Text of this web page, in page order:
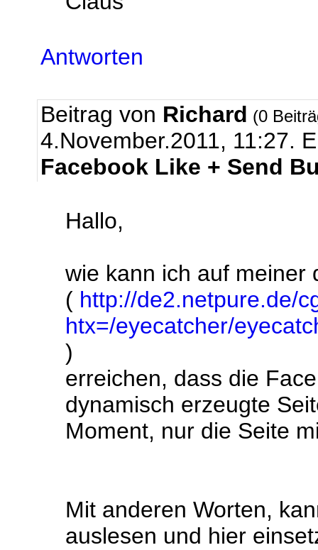
Antworten
Beitrag von Richard (0
4.November.2011, 11:27.
Facebook Like + Send
Hallo,
wie kann ich auf meiner
( http://de2.netpure.de/
htx=/eyecatcher/
)
erreichen, dass die
dynamisch erzeugte
Moment, nur die Seite
Mit anderen Worten,
auslesen und hier